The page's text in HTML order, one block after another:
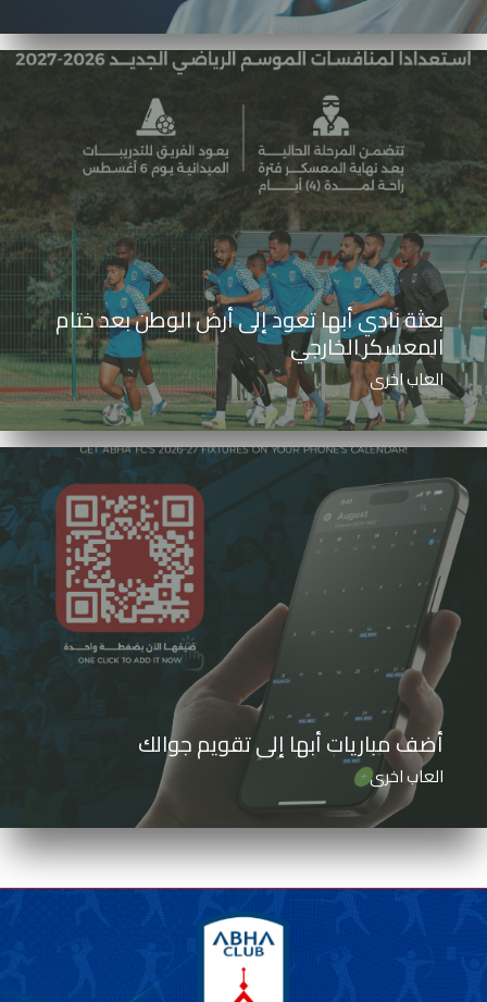
بعثة نادي أبها تعود إلى أرض الوطن بعد ختام
المعسكر الخارجي
العاب اخرى
أضف مباريات أبها إلى تقويم جوالك
العاب اخرى